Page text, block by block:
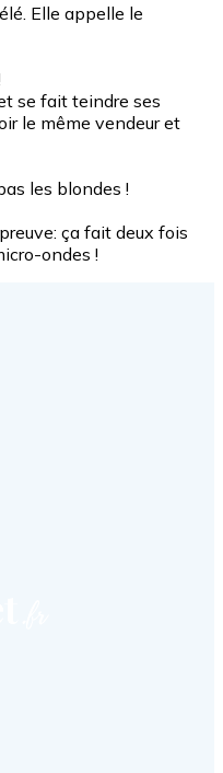
Elle appelle le
se fait teindre ses
le même vendeur et
les blondes !
ça fait deux fois
ondes !